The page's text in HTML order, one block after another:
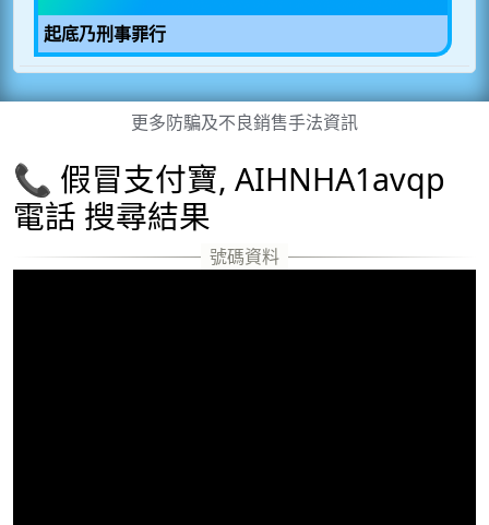
起底乃刑事罪行
更多防騙及不良銷售手法資訊
📞 假冒支付寶, AIHNHA1avqp
電話 搜尋結果